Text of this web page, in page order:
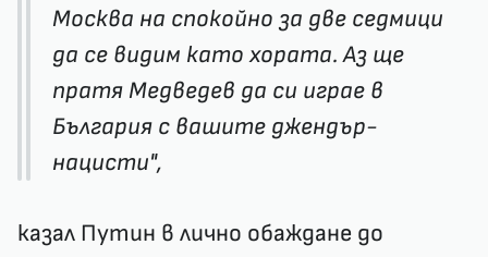
Москва на спокойно за две седмици
да се видим като хората. Аз ще
пратя Медведев да си играе в
България с вашите джендър-
нацисти",
казал Путин в лично обаждане до